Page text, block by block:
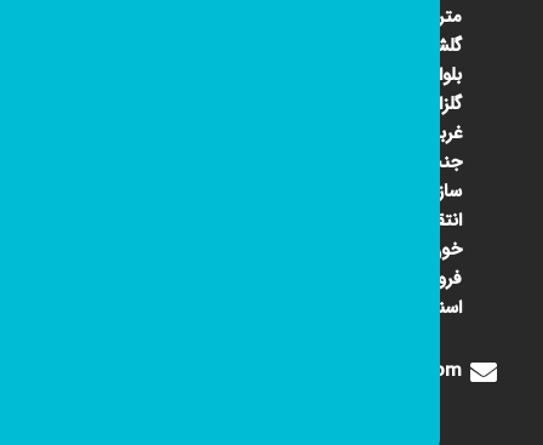
متری
گلشهر
بلوار
گلزار
غربی
جنب
سازمان
انتقال
خون
فروشگاه
اسنوا
Digione1360@gmail.com